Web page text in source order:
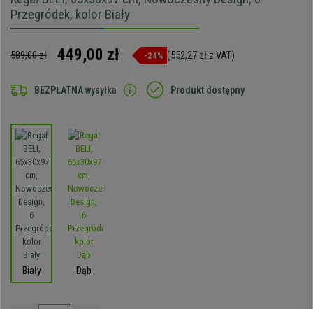
Przegródek, kolor Biały
589,00 zł 449,00 zł -24% (552,27 zł z VAT)
BEZPŁATNA wysyłka Produkt dostępny
Biały Dąb